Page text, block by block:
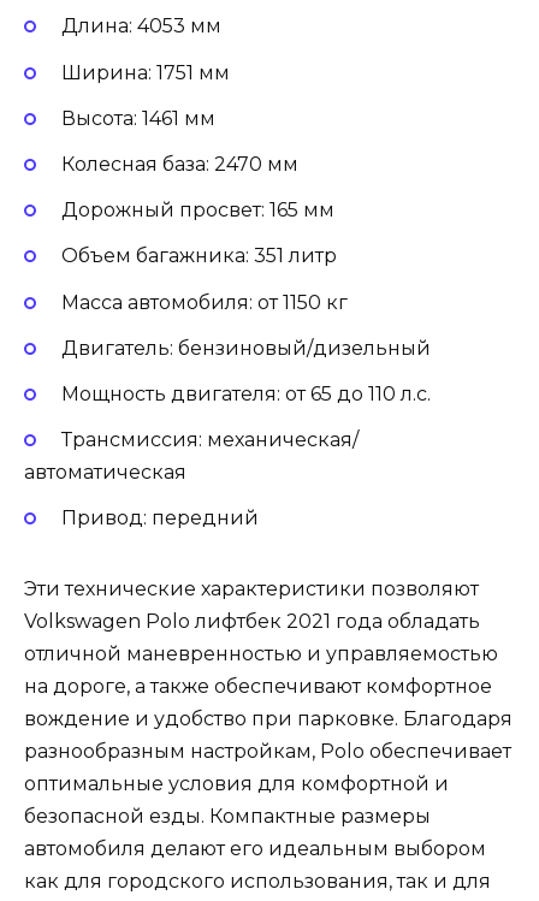
Длина: 4053 мм
Ширина: 1751 мм
Высота: 1461 мм
Колесная база: 2470 мм
Дорожный просвет: 165 мм
Объем багажника: 351 литр
Масса автомобиля: от 1150 кг
Двигатель: бензиновый/дизельный
Мощность двигателя: от 65 до 110 л.с.
Трансмиссия: механическая/
автоматическая
Привод: передний
Эти технические характеристики позволяют
Volkswagen Polo лифтбек 2021 года обладать
отличной маневренностью и управляемостью
на дороге, а также обеспечивают комфортное
вождение и удобство при парковке. Благодаря
разнообразным настройкам, Polo обеспечивает
оптимальные условия для комфортной и
безопасной езды. Компактные размеры
автомобиля делают его идеальным выбором
как для городского использования, так и для